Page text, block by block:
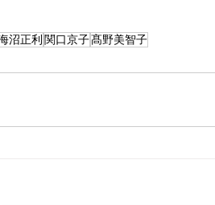
沼正利 関口京子髙野美智子